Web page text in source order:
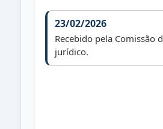
23/02/2026
Recebido pela Comissão
jurídico.